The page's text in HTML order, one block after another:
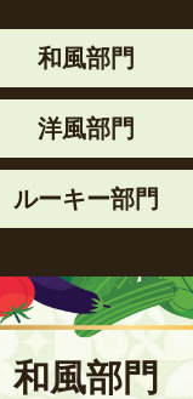
和風部門
洋風部門
ルーキー部門
和風部門